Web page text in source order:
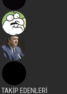
TAKİP EDENLERİ